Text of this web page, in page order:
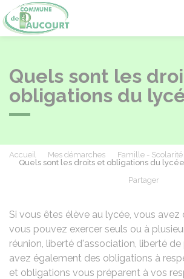
Quels sont les
obligations du
Accueil Mes démarches Famille - Scolarité
Quels sont les droits et obligations du
Partager
Si vous êtes élève au lycée, vous avez
vous pouvez exercer seuls ou à
réunion, liberté d'association, liberté
avez également des obligations à
et obligations vous préparent à vos